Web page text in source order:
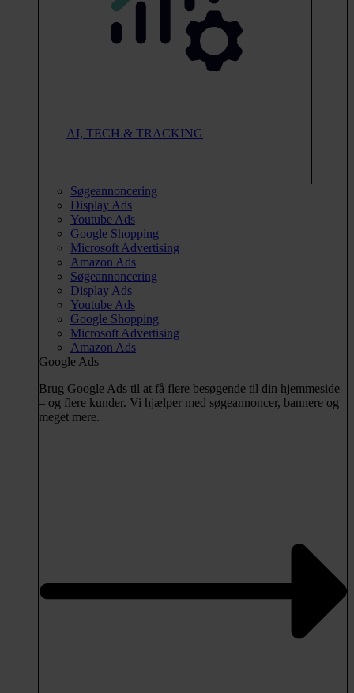
AI, TECH & TRACKING
Søgeannoncering
Display Ads
Youtube Ads
Google Shopping
Microsoft Advertising
Amazon Ads
Søgeannoncering
Display Ads
Youtube Ads
Google Shopping
Microsoft Advertising
Amazon Ads
Google Ads
Brug Google Ads til at få flere besøgende til din hjemmeside
– og flere kunder. Vi hjælper med søgeannoncer, bannere og
meget mere.